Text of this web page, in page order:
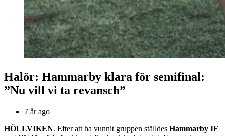
Halör: Hammarby klara för semifinal:
”Nu vill vi ta revansch”
7 år ago
HÖLLVIKEN. Efter att ha vunnit gruppen ställdes Hammarby IF